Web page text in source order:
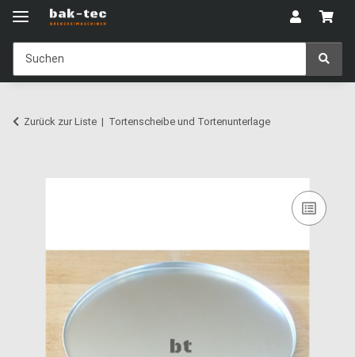
Zurück zur Liste Tortenscheibe und Tortenunterlage